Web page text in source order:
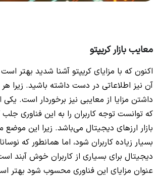
معایب بازار کریپتو
اکنون که با مزایای کریپتو آشنا شدید
آن نیز اطلاعاتی در دست داشته باشید. زیرا هر
داشتن مزایا از معایبی نیز برخوردار است.
که توانست توجه کاربران را به این فناوری جلب
بازار ارزهای دیجیتال می‌باشد. زیرا این
بسیار زیاده کاربران شود، اما همانطور که
دیجیتال برای بسیاری از کاربران خوش آبند
عنوان مزایای این فناوری محسوب شود بهتر